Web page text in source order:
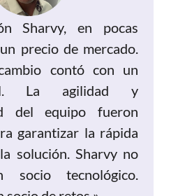
Sharvy, en pocas
precio de mercado.
contó con un
La agilidad y
del equipo fueron
garantizar la rápida
solución. Sharvy no
tecnológico.